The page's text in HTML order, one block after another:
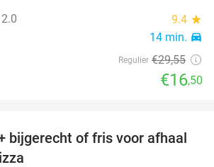
9.4 star
14 min. directions_car
Regulier €29,55
€16,50
48%
bijgerecht of fris voor afhaal